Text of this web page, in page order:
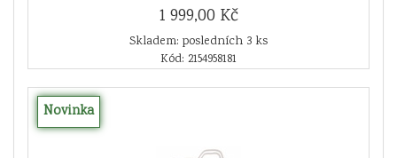
1 999,00 Kč
Skladem: posledních 3 ks
Kód: 2154958181
Novinka